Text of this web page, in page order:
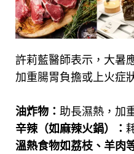
許莉藍醫師表示，大暑
加重腸胃負擔或上火症
油炸物： 助長濕熱，加
辛辣（如麻辣火鍋）：
溫熱食物如荔枝、羊肉